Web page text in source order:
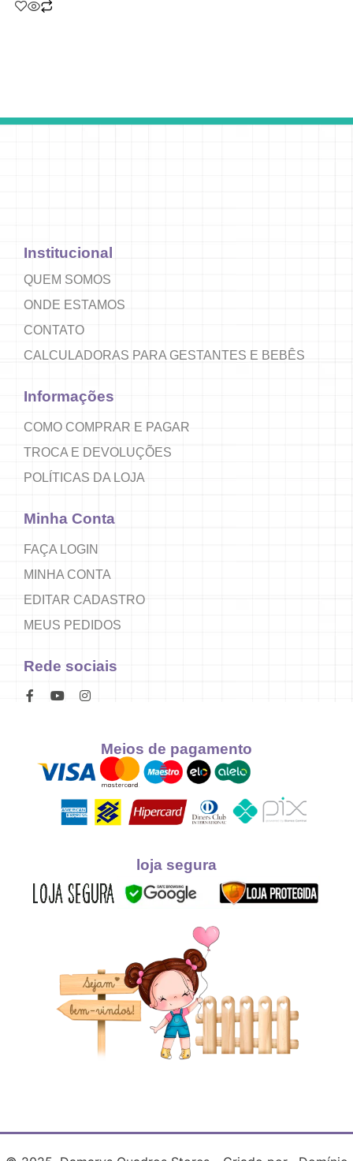
Institucional
QUEM SOMOS
ONDE ESTAMOS
CONTATO
CALCULADORAS PARA GESTANTES E BEBÊS
Informações
COMO COMPRAR E PAGAR
TROCA E DEVOLUÇÕES
POLÍTICAS DA LOJA
Minha Conta
FAÇA LOGIN
MINHA CONTA
EDITAR CADASTRO
MEUS PEDIDOS
Rede sociais
Meios de pagamento
loja segura